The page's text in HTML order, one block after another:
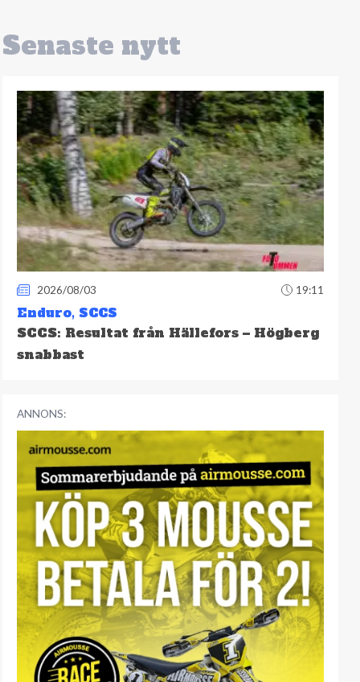
Senaste nytt
2026/08/03 19:11
Enduro, SCCS
SCCS: Resultat från Hällefors – Högberg
snabbast
ANNONS: